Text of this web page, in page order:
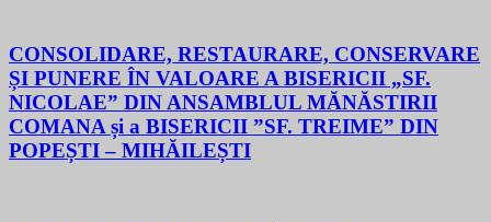
CONSOLIDARE, RESTAURARE, CONSERVARE
ȘI PUNERE ÎN VALOARE A BISERICII „SF.
NICOLAE” DIN ANSAMBLUL MĂNĂSTIRII
COMANA și a BISERICII ”SF. TREIME” DIN
POPEȘTI – MIHĂILEȘTI